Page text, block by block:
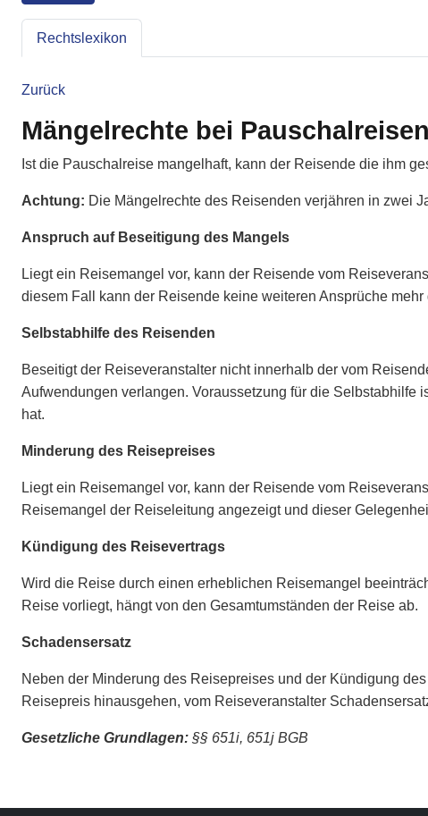
Rechtslexikon
Zurück
Mängelrechte bei Pauschalreisen
Ist die Pauschalreise mangelhaft, kann der Reisende die ihm
Achtung: Die Mängelrechte des Reisenden verjähren in zwei
Anspruch auf Beseitigung des Mangels
Liegt ein Reisemangel vor, kann der Reisende vom
diesem Fall kann der Reisende keine weiteren Ansprüche mehr
Selbstabhilfe des Reisenden
Beseitigt der Reiseveranstalter nicht innerhalb der vom
Aufwendungen verlangen. Voraussetzung für die
hat.
Minderung des Reisepreises
Liegt ein Reisemangel vor, kann der Reisende vom
Reisemangel der Reiseleitung angezeigt und dieser
Kündigung des Reisevertrags
Wird die Reise durch einen erheblichen Reisemangel
Reise vorliegt, hängt von den Gesamtumständen der Reise ab.
Schadensersatz
Neben der Minderung des Reisepreises und der Kündigung
Reisepreis hinausgehen, vom Reiseveranstalter
Gesetzliche Grundlagen: §§ 651i, 651j BGB